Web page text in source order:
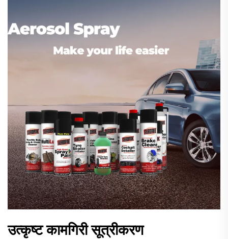
उत्कृष्ट कामगिरी सूत्रीकरण